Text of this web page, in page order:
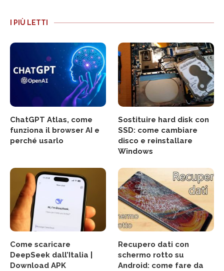
I PIÙ LETTI
ChatGPT Atlas, come
funziona il browser AI e
perché usarlo
Sostituire hard disk con
SSD: come cambiare
disco e reinstallare
Windows
Come scaricare
DeepSeek dall’Italia |
Download APK
Recupero dati con
schermo rotto su
Android: come fare da